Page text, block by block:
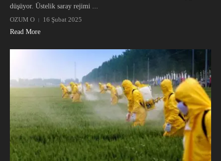
düşüyor. Üstelik saray rejimi ...
OZUM O
16 Şubat 2025
Read More